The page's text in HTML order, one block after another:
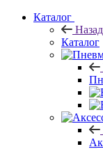
Каталог
Назад
Каталог